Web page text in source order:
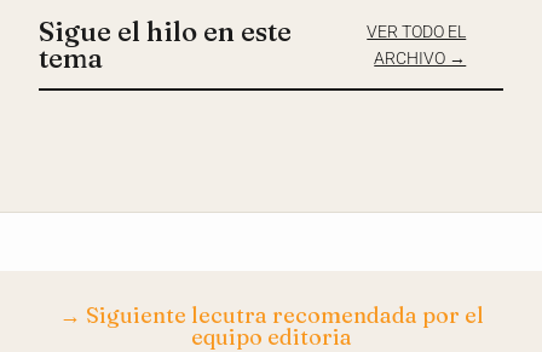
Sigue el hilo en este
tema
VER TODO EL
ARCHIVO →
→ Siguiente lecutra recomendada por el
equipo editoria